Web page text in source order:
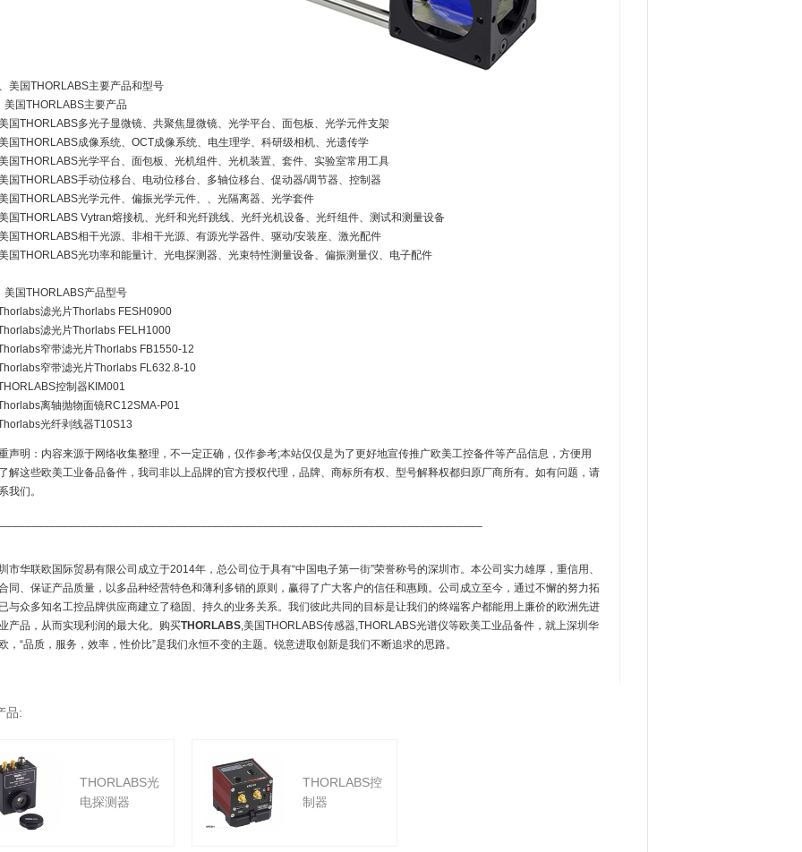
美国THORLABS主要产品和型号
美国THORLABS主要产品
国THORLABS多光子显微镜、共聚焦显微镜、光学平台、面包板、光学元件支架
国THORLABS成像系统、OCT成像系统、电生理学、科研级相机、光遗传学
国THORLABS光学平台、面包板、光机组件、光机装置、套件、实验室常用工具
国THORLABS手动位移台、电动位移台、多轴位移台、促动器/调节器、控制器
国THORLABS光学元件、偏振光学元件、、光隔离器、光学套件
国THORLABS Vytran熔接机、光纤和光纤跳线、光纤光机设备、光纤组件、测试和测量设备
国THORLABS相干光源、非相干光源、有源光学器件、驱动/安装座、激光配件
国THORLABS光功率和能量计、光电探测器、光束特性测量设备、偏振测量仪、电子配件
美国THORLABS产品型号
滤光片Thorlabs FESH0900
滤光片Thorlabs FELH1000
窄带滤光片Thorlabs FB1550-12
窄带滤光片Thorlabs FL632.8-10
控制器KIM001
离轴抛物面镜RC12SMA-P01
光纤剥线器T10S13
声明：内容来源于网络收集整理，不一定正确，仅作参考;本站仅仅是为了更好地宣传推广欧美工控备件等产品信息，方便用
解这些欧美工业备品备件，我司非以上品牌的官方授权代理，品牌、商标所有权、型号解释权都归原厂商所有。如有问题，请
我们。
市华联欧国际贸易有限公司成立于2014年，总公司位于具有“中国电子第一街”荣誉称号的深圳市。本公司实力雄厚，重信用、
同、保证产品质量，以多品种经营特色和薄利多销的原则，赢得了广大客户的信任和惠顾。公司成立至今，通过不懈的努力拓
与众多知名工控品牌供应商建立了稳固、持久的业务关系。我们彼此共同的目标是让我们的终端客户都能用上廉价的欧洲先进
产品，从而实现利润的最大化。购买THORLABS,美国THORLABS传感器,THORLABS光谱仪等欧美工业品备件，就上深圳华
，“品质，服务，效率，性价比”是我们永恒不变的主题。锐意进取创新是我们不断追求的思路。
品:
THORLABS光
电探测器
THORLABS控
制器